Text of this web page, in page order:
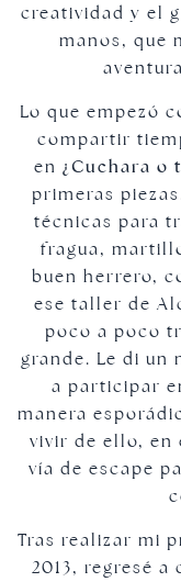
creatividad y el
manos, que
Lo que empezó
compartir
en ¿Cuchara o
primeras
técnicas para
fragua,
buen herrero,
ese taller de
poco a poco
grande. Le di un
a participar
manera
vivir de ello, en
vía de escape
Tras realizar mi
2013, regresé